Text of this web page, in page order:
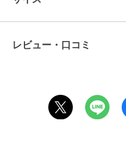
を実現
※3.JIS L 1055 A法
15分照射距離：約1.5m
試験試料：ポリエステル100％
レビュー・口コミ